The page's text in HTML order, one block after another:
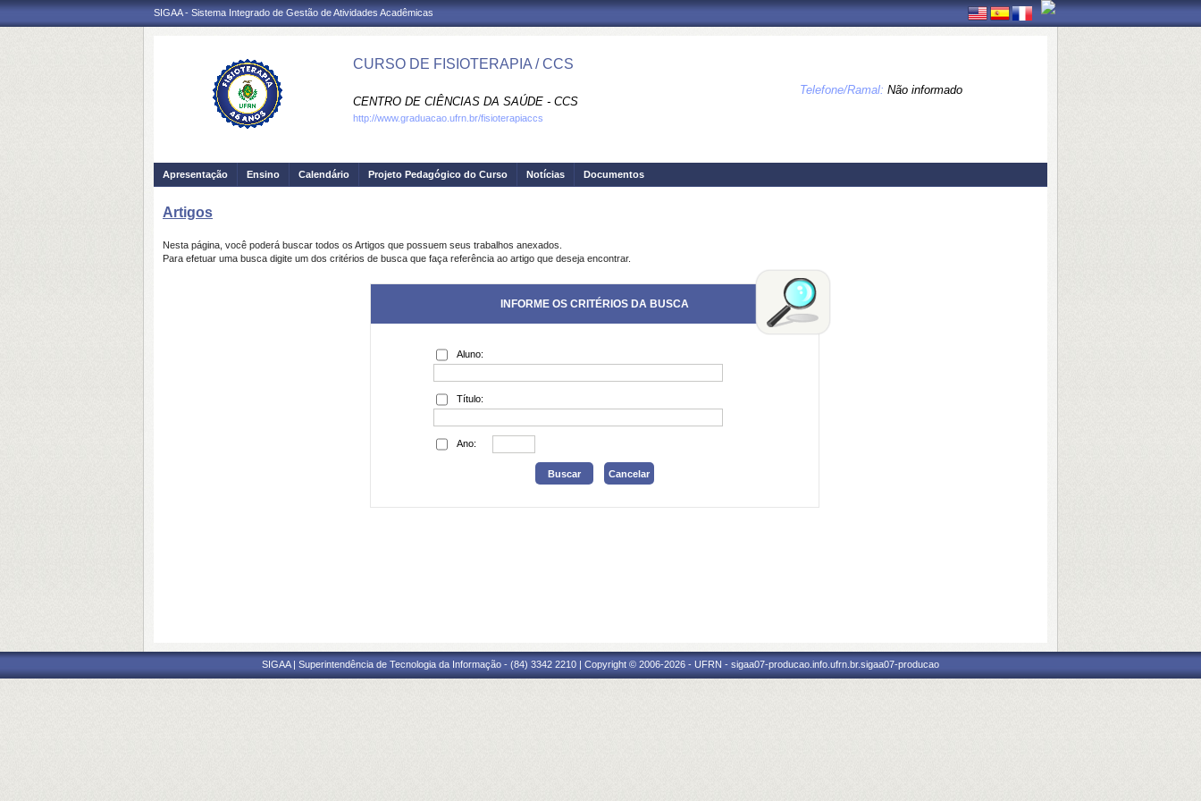
SIGAA - Sistema Integrado de Gestão de Atividades Acadêmicas
CURSO DE FISIOTERAPIA / CCS
CENTRO DE CIÊNCIAS DA SAÚDE - CCS
Telefone/Ramal: Não informado
http://www.graduacao.ufrn.br/fisioterapiaccs
Apresentação Ensino Calendário Projeto Pedagógico do Curso Notícias Documentos
Artigos
Nesta página, você poderá buscar todos os Artigos que possuem seus trabalhos anexados.
Para efetuar uma busca digite um dos critérios de busca que faça referência ao artigo que deseja encontrar.
INFORME OS CRITÉRIOS DA BUSCA
Aluno:
Título:
Ano:
SIGAA | Superintendência de Tecnologia da Informação - (84) 3342 2210 | Copyright © 2006-2026 - UFRN - sigaa07-producao.info.ufrn.br.sigaa07-producao